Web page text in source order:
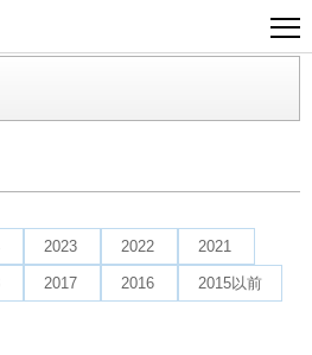
2023 2022 2021
2017 2016 2015以前